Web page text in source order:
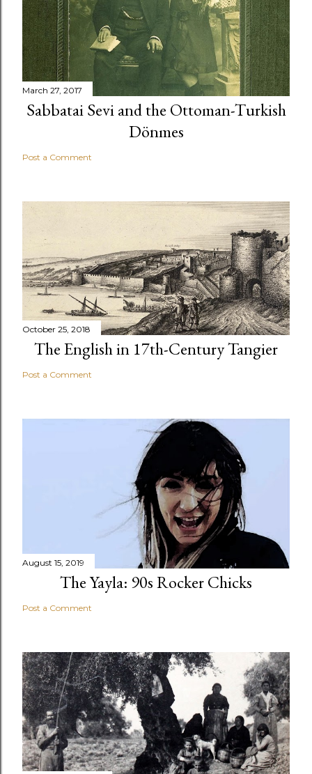
March 27, 2017
Sabbatai Sevi and the Ottoman-Turkish
Dönmes
Post a Comment
October 25, 2018
The English in 17th-Century Tangier
Post a Comment
August 15, 2019
The Yayla: 90s Rocker Chicks
Post a Comment